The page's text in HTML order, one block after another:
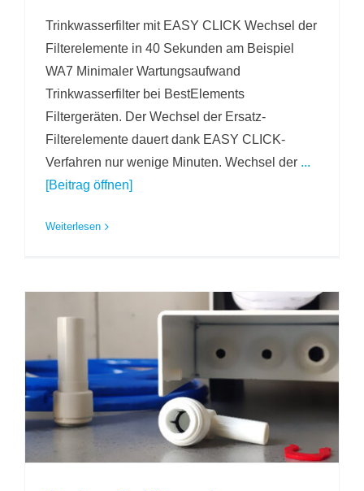
Trinkwasserfilter mit EASY CLICK Wechsel der
Filterelemente in 40 Sekunden am Beispiel
WA7 Minimaler Wartungsaufwand
Trinkwasserfilter bei BestElements
Filtergeräten. Der Wechsel der Ersatz-
Filterelemente dauert dank EASY CLICK-
Verfahren nur wenige Minuten. Wechsel der ...
[Beitrag öffnen]
Weiterlesen